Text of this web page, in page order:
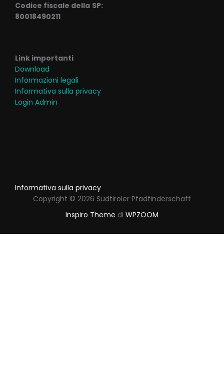
Codice fiscale della SP:
80018490211
Link importanti
Download
Informazioni legali
Informativa sulla privacy
Login Admin
Informativa sulla privacy
Copyright © 2026 Südtiroler Pfadfinderschaft
Inspiro Theme di WPZOOM